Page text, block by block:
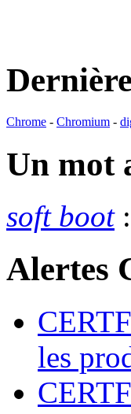
Chrome - Chromium -
Un mot
soft boot:
Alertes
les